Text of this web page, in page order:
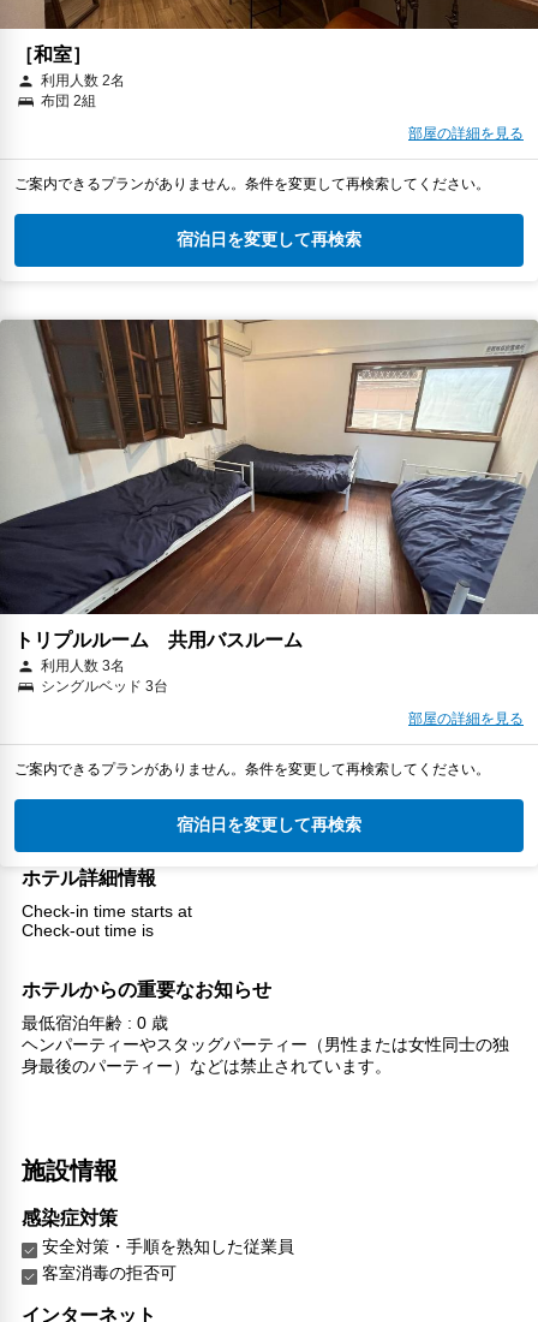
［和室］
利用人数 2名
布団 2組
部屋の詳細を見る
ご案内できるプランがありません。条件を変更して再検索してください。
宿泊日を変更して再検索
トリプルルーム 共用バスルーム
利用人数 3名
シングルベッド 3台
部屋の詳細を見る
ご案内できるプランがありません。条件を変更して再検索してください。
宿泊日を変更して再検索
ホテル詳細情報
Check-in time starts at
Check-out time is
ホテルからの重要なお知らせ
最低宿泊年齢 : 0 歳
ヘンパーティーやスタッグパーティー（男性または女性同士の独
身最後のパーティー）などは禁止されています。
施設情報
感染症対策
安全対策・手順を熟知した従業員
客室消毒の拒否可
インターネット